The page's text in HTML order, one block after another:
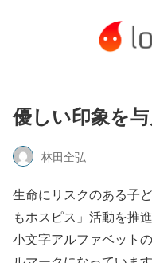
優しい印象を
林田全弘
生命にリスクのある子
もホスピス」活動を推
小文字アルファベット